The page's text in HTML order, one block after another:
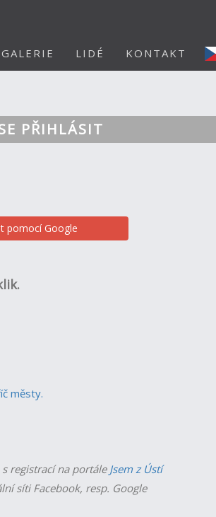
LIDÉ KONTAKT
PŘIHLÁSIT
pomocí Google
městy.
registrací na portále Jsem z Ústí
síti Facebook, resp. Google